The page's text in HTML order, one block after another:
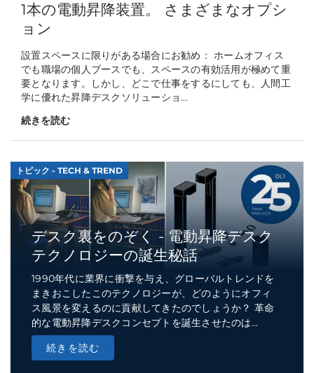
1本の電動昇降装置。 さまざまなオプシ
ョン
設置スペースに限りがある場合にお勧め： ホームオフィス
でも職場の個人ブースでも、スペースの有効活用が極めて重
要となります。しかし、どこで仕事をするにしても、人間工
学に優れた昇降デスクソリューショ...
続きを読む
トピック - TECH & TREND
デスク裏をのぞく - 電動昇降デスク
テクノロジーの誕生秘話
1990年代に業界に衝撃を与え、グローバルトレンドを
まきおこしたこのテクノロジーが、どのようにオフィ
ス風景を変えるのに貢献してきたのでしょうか？ 革命
的な電動昇降デスクコンセプトを誕生させたのは...
続きを読む